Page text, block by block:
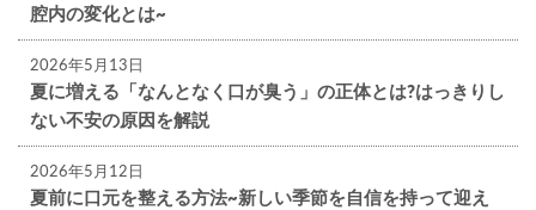
腔内の変化とは~
2026年5月13日
夏に増える「なんとなく口が臭う」の正体とは?はっきりし
ない不安の原因を解説
2026年5月12日
夏前に口元を整える方法~新しい季節を自信を持って迎え